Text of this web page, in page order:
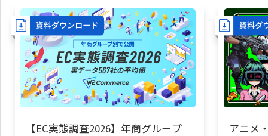
【EC実態調査2026】年商グループ
アニメ